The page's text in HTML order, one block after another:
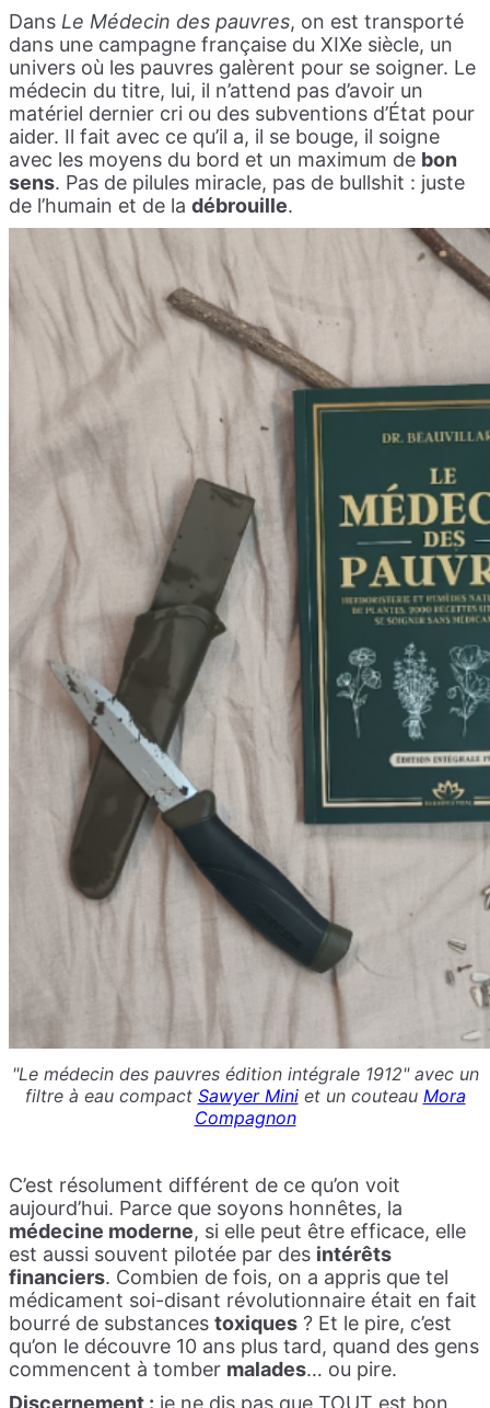
Dans Le Médecin des pauvres, on est transporté
dans une campagne française du XIXe siècle, un
univers où les pauvres galèrent pour se soigner. Le
médecin du titre, lui, il n’attend pas d’avoir un
matériel dernier cri ou des subventions d’État pour
aider. Il fait avec ce qu’il a, il se bouge, il soigne
avec les moyens du bord et un maximum de bon
sens. Pas de pilules miracle, pas de bullshit : juste
de l’humain et de la débrouille.
"Le médecin des pauvres édition intégrale 1912" avec un
filtre à eau compact Sawyer Miniet un couteau Mora
Compagnon
C’est résolument différent de ce qu’on voit
aujourd’hui. Parce que soyons honnêtes, la
médecine moderne, si elle peut être efficace, elle
est aussi souvent pilotée par des intérêts
financiers. Combien de fois, on a appris que tel
médicament soi-disant révolutionnaire était en fait
bourré de substances toxiques ? Et le pire, c’est
qu’on le découvre 10 ans plus tard, quand des gens
commencent à tomber malades… ou pire.
Discernement : je ne dis pas que TOUT est bon